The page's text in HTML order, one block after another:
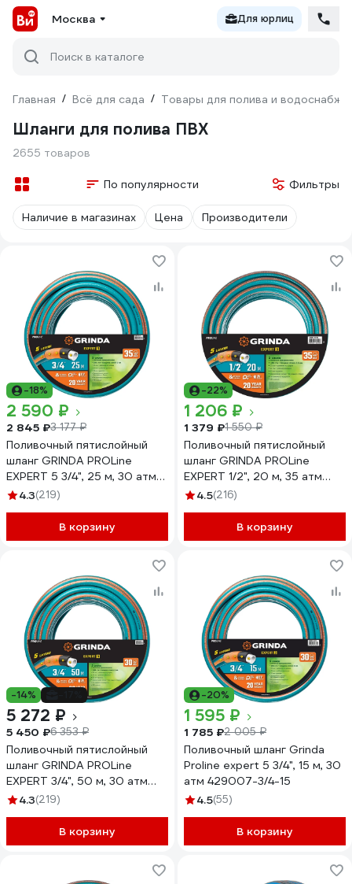
Москва Для юрлиц
Поиск в каталоге
Главная / Всё для сада / Товары для полива и
Шланги для полива ПВХ
2655 товаров
По популярности Фильтры
Наличие в магазинах Цена Производители
-18%
2 590 ₽
2 845 ₽3 177 ₽
Поливочный пятислойный
шланг GRINDA PROLine
EXPERT 5 3/4", 25 м, 30 атм
429007-3/4-25
4.3(219)
В корзину
-22%
1 206 ₽
1 379 ₽1 550 ₽
Поливочный пятислойный
шланг GRINDA PROLine
EXPERT 1/2", 20 м, 35 атм
429007-1/2-20
4.5(216)
В корзину
-14%
5 272 ₽
5 450 ₽6 353 ₽
Поливочный пятислойный
шланг GRINDA PROLine
EXPERT 3/4", 50 м, 30 атм
429007-3/4-50
4.3(219)
В корзину
-20%
1 595 ₽
1 785 ₽2 005 ₽
Поливочный шланг Grinda
Proline expert 5 3/4", 15 м, 30
атм 429007-3/4-15
4.5(55)
В корзину